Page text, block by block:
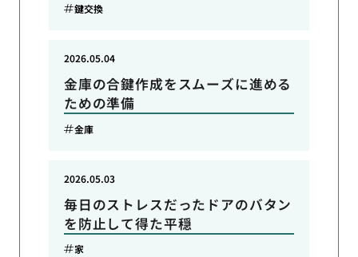
鍵交換
金庫の合鍵作成をスムーズに進める
ための準備
2026.05.04
金庫
毎日のストレスだったドアのバタン
を防止して得た平穏
2026.05.03
家